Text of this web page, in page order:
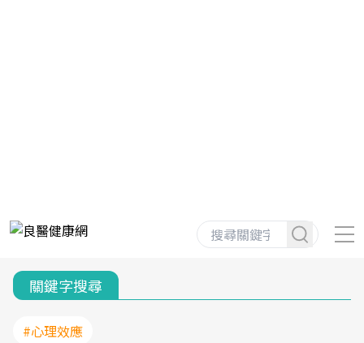
關鍵字搜尋
#心理效應